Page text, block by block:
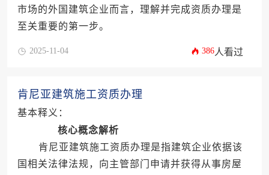
市场的外国建筑企业而言，理解并完成资质办理是
至关重要的第一步。
2025-11-04 386人看过
肯尼亚建筑施工资质办理
基本释义：
核心概念解析
肯尼亚建筑施工资质办理是指建筑企业依据该
国相关法律法规，向主管部门申请并获得从事房屋